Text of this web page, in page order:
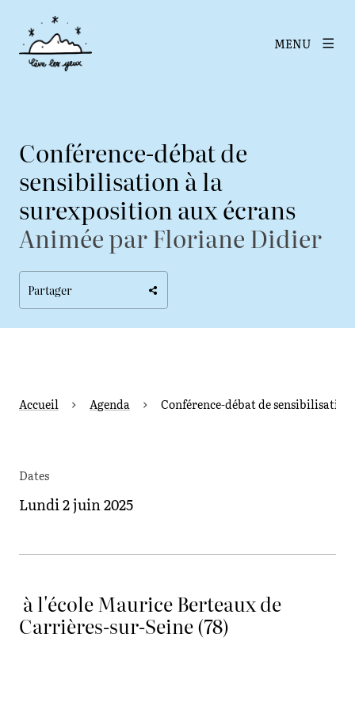
MENU
Conférence-débat de
sensibilisation à la
surexposition aux écrans
Animée par Floriane Didier
Partager
Accueil Agenda Conférence-débat de
Dates
Lundi 2 juin 2025
à l'école Maurice Berteaux de
Carrières-sur-Seine (78)